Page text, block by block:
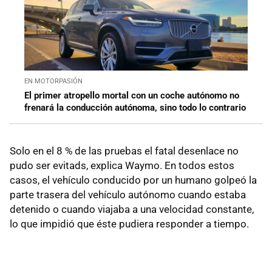
EN MOTORPASIÓN
El primer atropello mortal con un coche autónomo no
frenará la conducción autónoma, sino todo lo contrario
Solo en el 8 % de las pruebas el fatal desenlace no
pudo ser evitads, explica Waymo. En todos estos
casos, el vehículo conducido por un humano golpeó la
parte trasera del vehículo autónomo cuando estaba
detenido o cuando viajaba a una velocidad constante,
lo que impidió que éste pudiera responder a tiempo.